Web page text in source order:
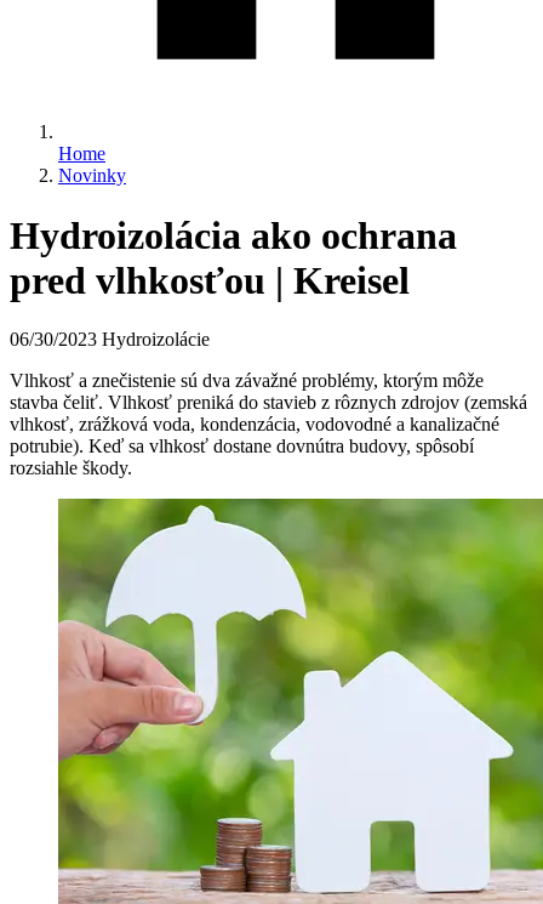
Home
Novinky
Hydroizolácia ako ochrana
pred vlhkosťou | Kreisel
06/30/2023 Hydroizolácie
Vlhkosť a znečistenie sú dva závažné problémy, ktorým môže
stavba čeliť. Vlhkosť preniká do stavieb z rôznych zdrojov (zemská
vlhkosť, zrážková voda, kondenzácia, vodovodné a kanalizačné
potrubie). Keď sa vlhkosť dostane dovnútra budovy, spôsobí
rozsiahle škody.